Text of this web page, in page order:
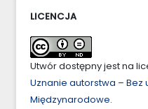
LICENCJA
Utwór dostępny jest na
Uznanie autorstwa – Bez
Międzynarodowe.